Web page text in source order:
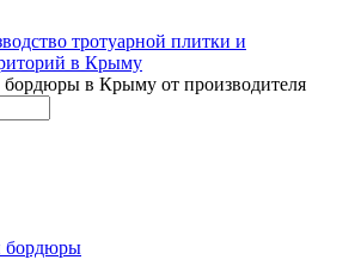
бордюры в Крыму от производителя
бордюры